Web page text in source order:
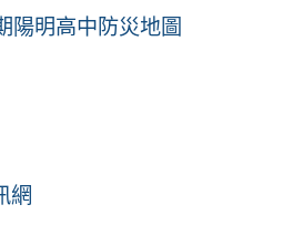
陽明高中防災地圖
網